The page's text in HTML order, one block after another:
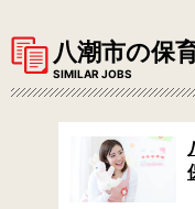
八潮市の保
SIMILAR JOBS